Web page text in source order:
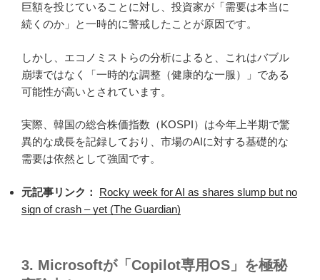
巨額を投じていることに対し、投資家が「需要は本当に
続くのか」と一時的に警戒したことが原因です。
しかし、エコノミストらの分析によると、これはバブル
崩壊ではなく「一時的な調整（健康的な一服）」である
可能性が高いとされています。
実際、韓国の総合株価指数（KOSPI）は今年上半期で驚
異的な成長を記録しており、市場のAIに対する基礎的な
需要は依然として強固です。
元記事リンク：
Rocky week for AI as shares slump but no
sign of crash – yet (The Guardian)
3. Microsoftが「Copilot専用OS」を極秘